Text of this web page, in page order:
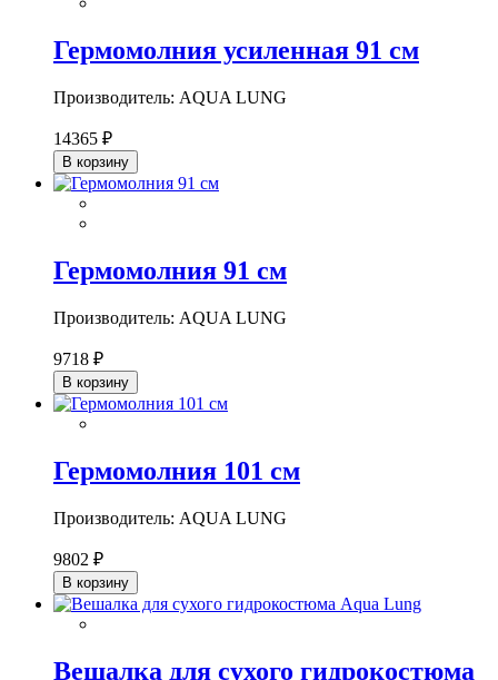
Гермомолния усиленная 91 см
Производитель: AQUA LUNG
14365 ₽
В корзину
Гермомолния 91 см
Производитель: AQUA LUNG
9718 ₽
В корзину
Гермомолния 101 см
Производитель: AQUA LUNG
9802 ₽
В корзину
Вешалка для сухого гидрокостюма